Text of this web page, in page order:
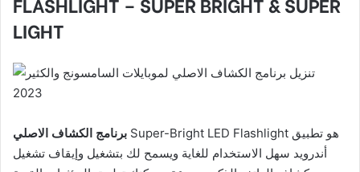
LIGHT
برنامج الكشاف الاصلي Super-Bright LED Flashlight هو تطبيق
أندرويد سهل الاستخدام للغاية ويسمح لك بتشغيل وإيقاف تشغيل